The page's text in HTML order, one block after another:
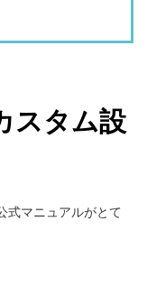
スタム設
式マニュアルがとて